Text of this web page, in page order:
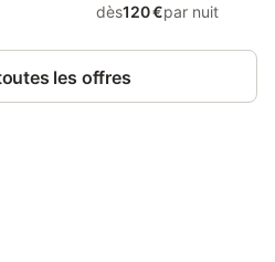
dès120 €par nuit
les offres